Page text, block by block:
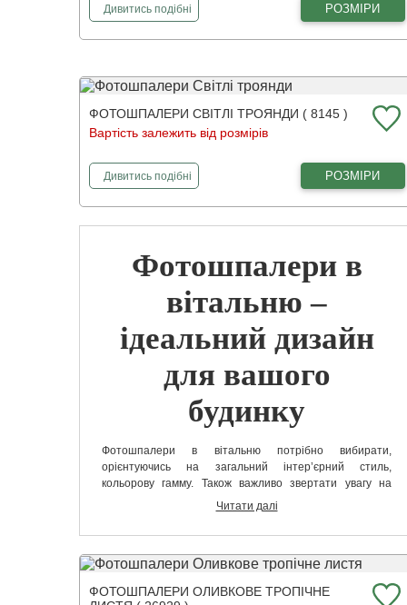
Дивитисьфотошпалери
подібні РОЗМІРИ
ФОТОШПАЛЕРИ СВІТЛІ ТРОЯНДИ ( 8145 )
Вартість залежить від розмірів
Дивитисьфотошпалери
подібні РОЗМІРИ
Фотошпалери в
вітальню –
ідеальний дизайн
для вашого
будинку
Фотошпалери в вітальню потрібно вибирати,
орієнтуючись на загальний інтер’єрний стиль,
кольорову гамму. Також важливо звертати увагу на
меблевий гарнітур, елементи декору.
магазин.Тому у нас легко вибрати фотошпалери в зал
У нас є шпалери з усім, починаючи від напоїв і
Читати далі
ФОТОШПАЛЕРИ ОЛИВКОВЕ ТРОПІЧНЕ